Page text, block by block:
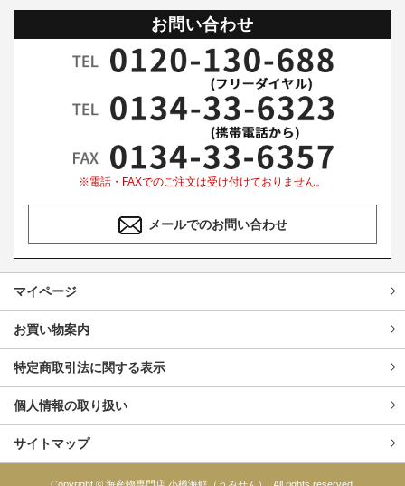
お問い合わせ
※電話・FAXでのご注文は受け付けておりません。
メールでのお問い合わせ
マイページ
お買い物案内
特定商取引法に関する表示
個人情報の取り扱い
サイトマップ